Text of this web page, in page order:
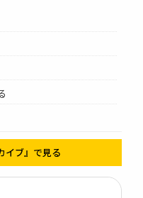
イブ』で見る